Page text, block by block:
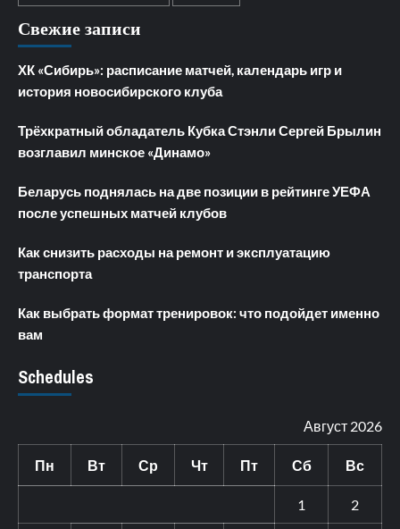
Свежие записи
ХК «Сибирь»: расписание матчей, календарь игр и
история новосибирского клуба
Трёхкратный обладатель Кубка Стэнли Сергей Брылин
возглавил минское «Динамо»
Беларусь поднялась на две позиции в рейтинге УЕФА
после успешных матчей клубов
Как снизить расходы на ремонт и эксплуатацию
транспорта
Как выбрать формат тренировок: что подойдет именно
вам
Schedules
Август 2026
Пн Вт Ср Чт Пт Сб Вс
1 2